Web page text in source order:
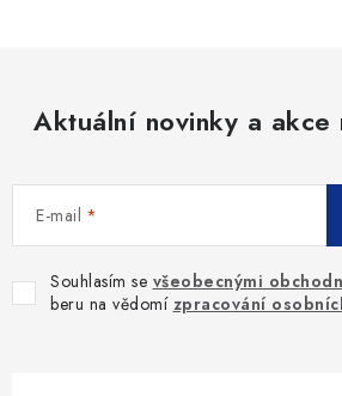
Aktuální novinky a akce
E-mail
Souhlasím se všeobecnými
beru na vědomí zpracování